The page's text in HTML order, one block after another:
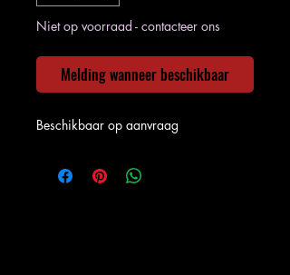
Niet op voorraad - contacteer ons
Melding wanneer beschikbaar
Beschikbaar op aanvraag